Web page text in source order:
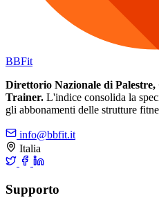
BBFit
Direttorio Nazionale di
Trainer. L'indice consolida la
gli abbonamenti delle strutture
info@bbfit.it
Italia
Supporto